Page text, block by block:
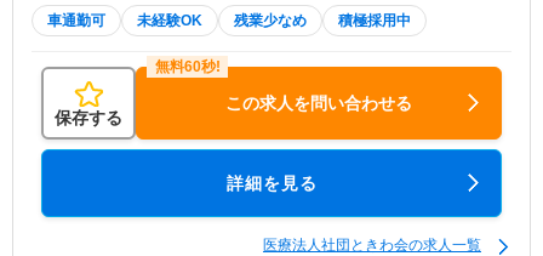
車通勤可 未経験OK 残業少なめ 積極採用中
保存する
この求人を問い合わせる
詳細を見る
医療法人社団ときわ会の求人一覧